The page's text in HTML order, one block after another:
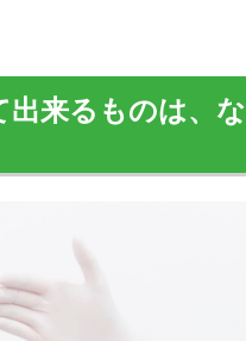
出来るものは、